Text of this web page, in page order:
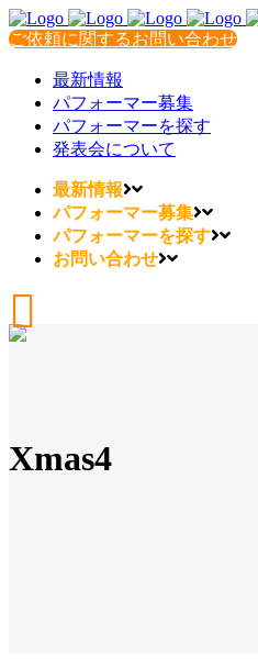
ご依頼に関するお問い合わせ
最新情報
パフォーマー募集
パフォーマーを探す
発表会について
最新情報
パフォーマー募集
パフォーマーを探す
お問い合わせ
Xmas4